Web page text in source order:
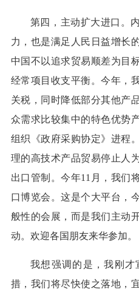
第四，主动扩大进口。
力，也是满足人民日益增长
中国不以追求贸易顺差为目
经常项目收支平衡。今年，
关税，同时降低部分其他产
众需求比较集中的特色优势
组织《政府采购协定》进程
理的高技术产品贸易停止人
出口管制。今年11月，我们
口博览会。这是个大平台，
般性的会展，而是我们主动
动。欢迎各国朋友来华参加。
我想强调的是，我刚
措，我们将尽快使之落地，